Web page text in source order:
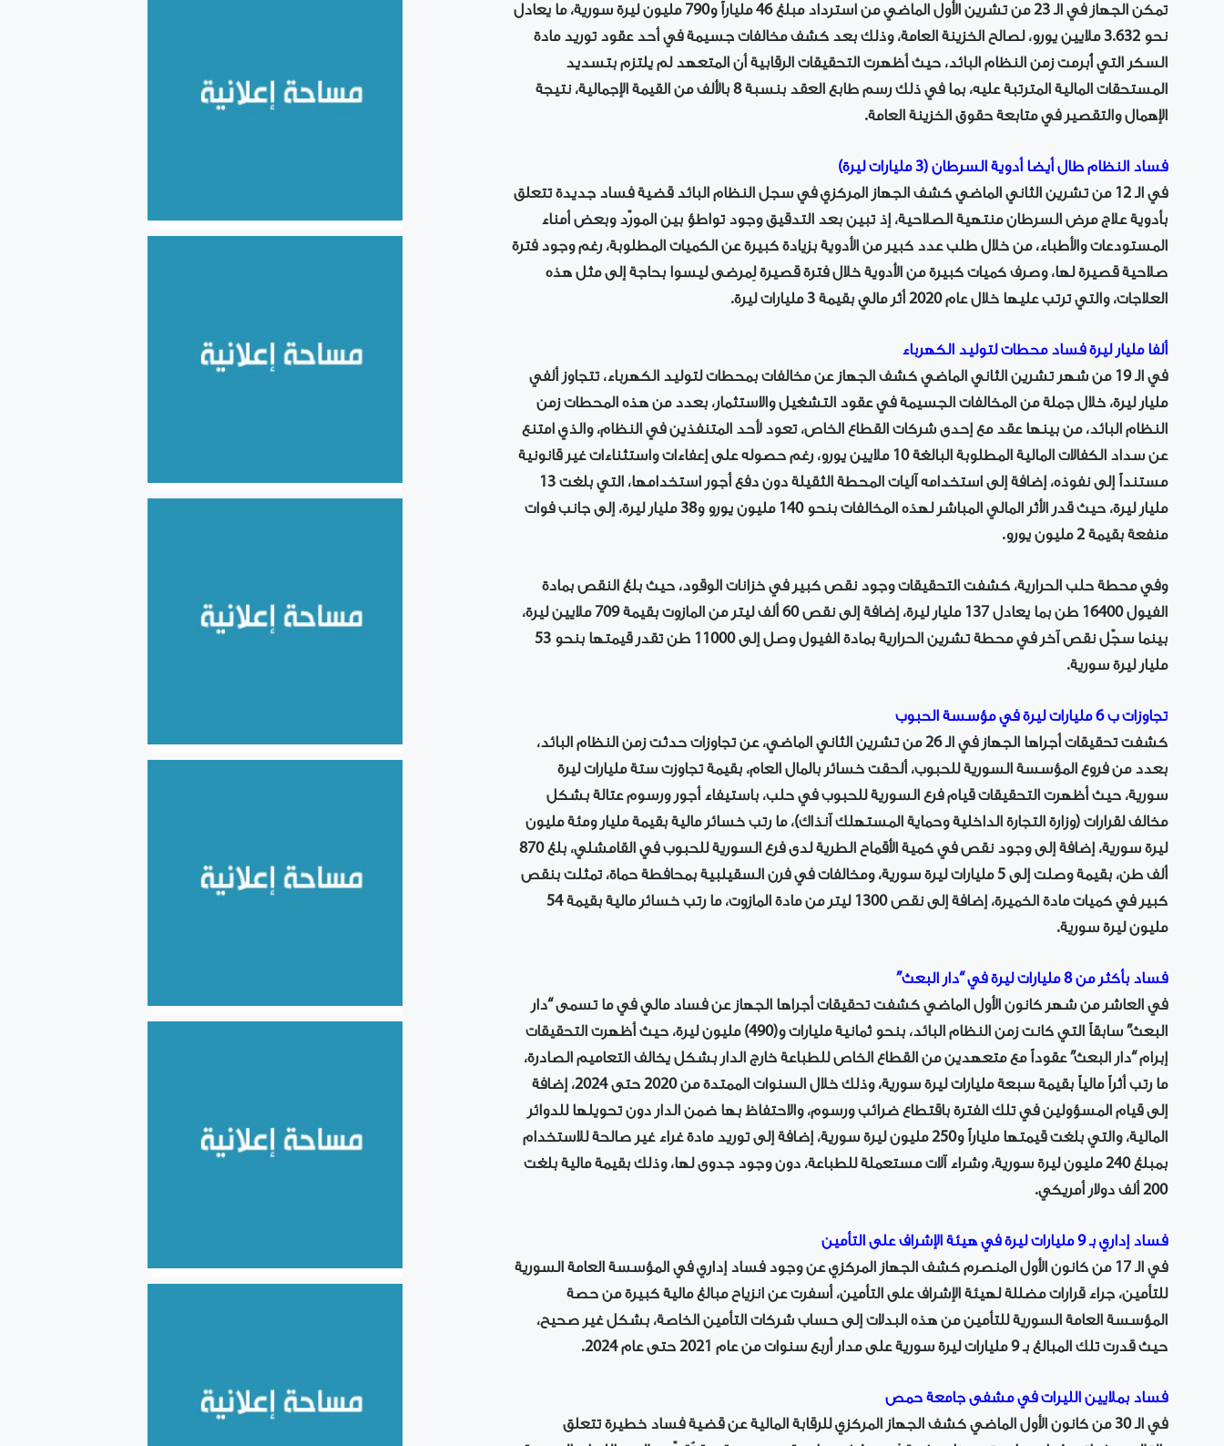
تمكن الجهاز في الـ 23 من تشرين الأول الماضي من استرداد مبلغ 46 ملياراً و790 مليون ليرة سورية، ما يعادل
نحو 3.632 ملايين يورو، لصالح الخزينة العامة، وذلك بعد كشف مخالفات جسيمة في أحد عقود توريد مادة
السكر التي أُبرمت زمن النظام البائد، حيث أظهرت التحقيقات الرقابية أن المتعهد لم يلتزم بتسديد
المستحقات المالية المترتبة عليه، بما في ذلك رسم طابع العقد بنسبة 8 بالألف من القيمة الإجمالية، نتيجة
الإهمال والتقصير في متابعة حقوق الخزينة العامة.
فساد النظام طال أيضا أدوية السرطان (3 مليارات ليرة)
في الـ 12 من تشرين الثاني الماضي كشف الجهاز المركزي في سجل النظام البائد قضية فساد جديدة تتعلق
بأدوية علاج مرض السرطان منتهية الصلاحية، إذ تبين بعد التدقيق وجود تواطؤ بين المورّد وبعض أمناء
المستودعات والأطباء، من خلال طلب عدد كبير من الأدوية بزيادة كبيرة عن الكميات المطلوبة، رغم وجود فترة
صلاحية قصيرة لها، وصرف كميات كبيرة من الأدوية خلال فترة قصيرة لِمرضى ليسوا بحاجة إلى مثل هذه
العلاجات، والتي ترتب عليها خلال عام 2020 أثر مالي بقيمة 3 مليارات ليرة.
ألفا مليار ليرة فساد محطات لتوليد الكهرباء
في الـ 19 من شهر تشرين الثاني الماضي كشف الجهاز عن مخالفات بمحطات لتوليد الكهرباء، تتجاوز ألفي
مليار ليرة، خلال جملة من المخالفات الجسيمة في عقود التشغيل والاستثمار، بعدد من هذه المحطات زمن
النظام البائد، من بينها عقد مع إحدى شركات القطاع الخاص، تعود لأحد المتنفذين في النظام، والذي امتنع
عن سداد الكفالات المالية المطلوبة البالغة 10 ملايين يورو، رغم حصوله على إعفاءات واستثناءات غير قانونية
مستنداً إلى نفوذه، إضافة إلى استخدامه آليات المحطة الثقيلة دون دفع أجور استخدامها، التي بلغت 13
مليار ليرة، حيث قدر الأثر المالي المباشر لهذه المخالفات بنحو 140 مليون يورو و38 مليار ليرة، إلى جانب فوات
منفعة بقيمة 2 مليون يورو.
وفي محطة حلب الحرارية، كشفت التحقيقات وجود نقص كبير في خزانات الوقود، حيث بلغ النقص بمادة
الفيول 16400 طن بما يعادل 137 مليار ليرة، إضافة إلى نقص 60 ألف ليتر من المازوت بقيمة 709 ملايين ليرة،
بينما سجّل نقص آخر في محطة تشرين الحرارية بمادة الفيول وصل إلى 11000 طن تقدر قيمتها بنحو 53
مليار ليرة سورية.
تجاوزات ب 6 مليارات ليرة في مؤسسة الحبوب
كشفت تحقيقات أجراها الجهاز في الـ 26 من تشرين الثاني الماضي، عن تجاوزات حدثت زمن النظام البائد،
بعدد من فروع المؤسسة السورية للحبوب، ألحقت خسائر بالمال العام، بقيمة تجاوزت ستة مليارات ليرة
سورية، حيث أظهرت التحقيقات قيام فرع السورية للحبوب في حلب، باستيفاء أجور ورسوم عتالة بشكل
مخالف لقرارات (وزارة التجارة الداخلية وحماية المستهلك آنذاك)، ما رتب خسائر مالية بقيمة مليار ومئة مليون
ليرة سورية، إضافة إلى وجود نقص في كمية الأقماح الطرية لدى فرع السورية للحبوب في القامشلي، بلغ 870
ألف طن، بقيمة وصلت إلى 5 مليارات ليرة سورية، ومخالفات في فرن السقيلبية بمحافطة حماة، تمثلت بنقص
كبير في كميات مادة الخميرة، إضافة إلى نقص 1300 ليتر من مادة المازوت، ما رتب خسائر مالية بقيمة 54
مليون ليرة سورية.
فساد بأكثر من 8 مليارات ليرة في “دار البعث”
في العاشر من شهر كانون الأول الماضي كشفت تحقيقات أجراها الجهاز عن فساد مالي في ما تسمى “دار
البعث” سابقاً التي كانت زمن النظام البائد، بنحو ثمانية مليارات و(490) مليون ليرة، حيث أظهرت التحقيقات
إبرام “دار البعث” عقوداً مع متعهدين من القطاع الخاص للطباعة خارج الدار بشكل يخالف التعاميم الصادرة،
ما رتب أثراً مالياً بقيمة سبعة مليارات ليرة سورية، وذلك خلال السنوات الممتدة من 2020 حتى 2024، إضافة
إلى قيام المسؤولين في تلك الفترة باقتطاع ضرائب ورسوم، والاحتفاظ بها ضمن الدار دون تحويلها للدوائر
المالية، والتي بلغت قيمتها ملياراً و250 مليون ليرة سورية، إضافة إلى توريد مادة غراء غير صالحة للاستخدام
بمبلغ 240 مليون ليرة سورية، وشراء آلات مستعملة للطباعة، دون وجود جدوى لها، وذلك بقيمة مالية بلغت
200 ألف دولار أمريكي.
فساد إداري بـ 9 مليارات ليرة في هيئة الإشراف على التأمين
في الـ 17 من كانون الأول المنصرم كشف الجهاز المركزي عن وجود فساد إداري في المؤسسة العامة السورية
للتأمين، جراء قرارات مضللة لهيئة الإشراف على التأمين، أسفرت عن انزياح مبالغ مالية كبيرة من حصة
المؤسسة العامة السورية للتأمين من هذه البدلات إلى حساب شركات التأمين الخاصة، بشكل غير صحيح،
حيث قدرت تلك المبالغ بـ 9 مليارات ليرة سورية على مدار أربع سنوات من عام 2021 حتى عام 2024.
فساد بملايين الليرات في مشفى جامعة حمص
في الـ 30 من كانون الأول الماضي كشف الجهاز المركزي للرقابة المالية عن قضية فساد خطيرة تتعلق